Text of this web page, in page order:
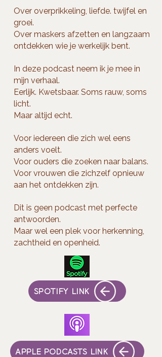
Over overprikkeling, liefde. twijfel en
groei.
Over maskers afzetten en langzaam
ontdekken wie je werkelijk bent.
In deze podcast neem ik je mee in
mijn verhaal.
Eerlijk. Kwetsbaar. Soms rauw, soms
licht.
Maar altijd echt.
Voor iedereen die zich wel eens
anders voelt.
Voor ouders die zoeken naar balans.
Voor vrouwen die zichzelf opnieuw
aan het ontdekken zijn.
Dit is geen podcast met perfecte
antwoorden.
Maar wel een plek voor herkenning,
zachtheid en openheid.
SPOTIFY LINK
APPLE PODCASTS LINK